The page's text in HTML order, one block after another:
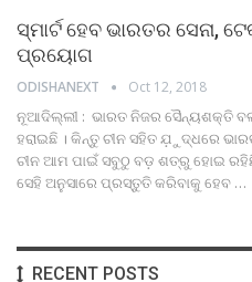
ସ୍ମାର୍ଟ ହେବ ଭାରତର ସେନା,
ପ୍ରୟୋଗ
ODISHANEXT Oct 12, 2018
ନୂଆଦିଲ୍ଲୀ : ଭାରତ ନିଜର ସୈନ୍ୟଶକ୍ତି
ହରାଇଛି । କିନ୍ତୁ ଚୀନ ସହିତ ଯ଼ୁଦ୍ଧରେ
ଚୀନ ଆମ ପାଇଁ ସବୁଠୁ ବଡ଼ ଶତ୍ରୁ ହୋଇ
ସେହି ଅନୁସାରେ ପ୍ରସ୍ତୁତି କରିବାକୁ ହେବ …
RECENT POSTS